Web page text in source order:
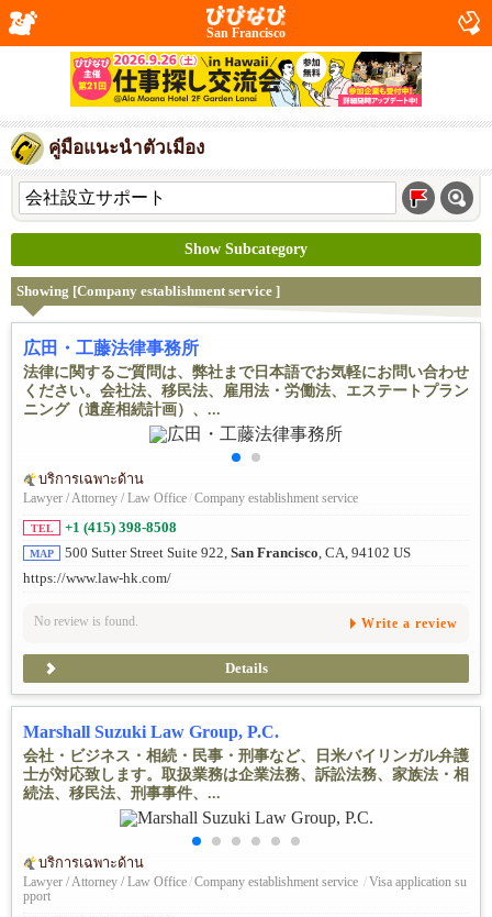
San Francisco
คู่มือแนะนำตัวเมือง
Show Subcategory
Showing [Company establishment service ]
広田・工藤法律事務所
法律に関するご質問は、弊社まで日本語でお気軽にお問い合わせ
ください。会社法、移民法、雇用法・労働法、エステートプラン
ニング（遺産相続計画）、...
บริการเฉพาะด้าน
Lawyer / Attorney / Law Office/Company establishment service
TEL +1 (415) 398-8508
MAP 500 Sutter Street Suite 922, San Francisco, CA, 94102 US
https://www.law-hk.com/
No review is found. Write a review
Details
Marshall Suzuki Law Group, P.C.
会社・ビジネス・相続・民事・刑事など、日米バイリンガル弁護
士が対応致します。取扱業務は企業法務、訴訟法務、家族法・相
続法、移民法、刑事事件、...
บริการเฉพาะด้าน
Lawyer / Attorney / Law Office/Company establishment service /Visa application su
pport